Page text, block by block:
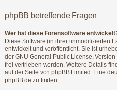
phpBB betreffende Fragen
Wer hat diese Forensoftware
Diese Software (in ihrer unmodifizierten
entwickelt und veröffentlicht. Sie ist
der GNU General Public License,
frei vertrieben werden. Weitere Details
auf der Seite von phpBB Limited . Eine
phpBB.de zu finden.